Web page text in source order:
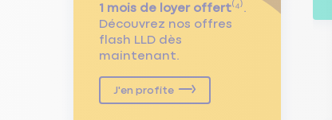
1 mois de loyer offert⁽⁴⁾.
Découvrez nos offres
flash LLD dès
maintenant.
J'en profite